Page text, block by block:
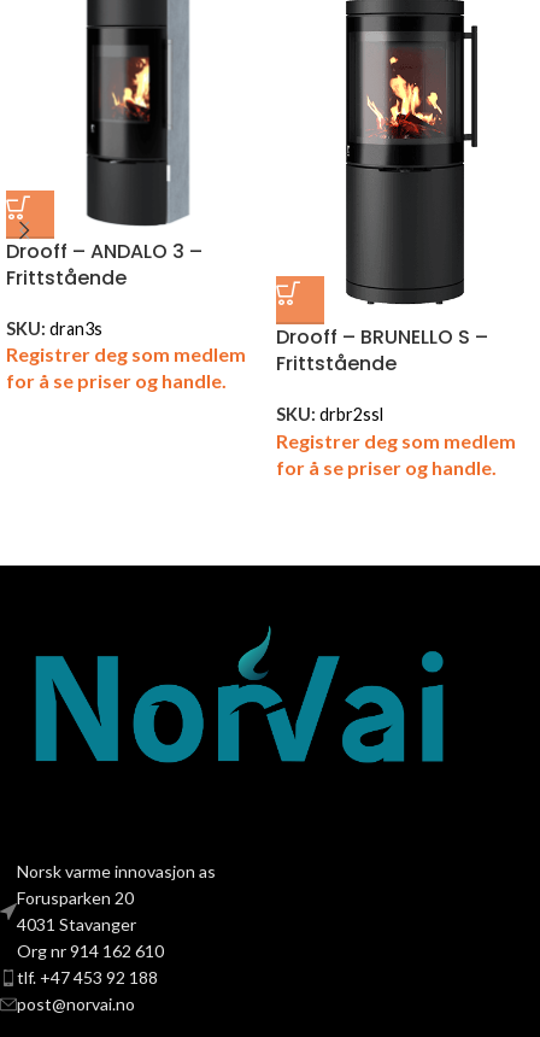
Drooff – ANDALO 3 –
Frittstående
SKU: dran3s
Registrer deg som medlem
for å se priser og handle.
Drooff – BRUNELLO S –
Frittstående
SKU: drbr2ssl
Registrer deg som medlem
for å se priser og handle.
Norsk varme innovasjon as
Forusparken 20
4031 Stavanger
Org nr 914 162 610
tlf. +47 453 92 188
post@norvai.no